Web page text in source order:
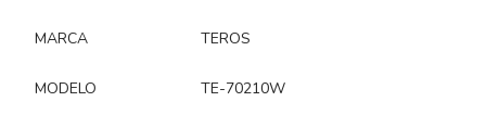
MARCA TEROS
MODELO TE-70210W